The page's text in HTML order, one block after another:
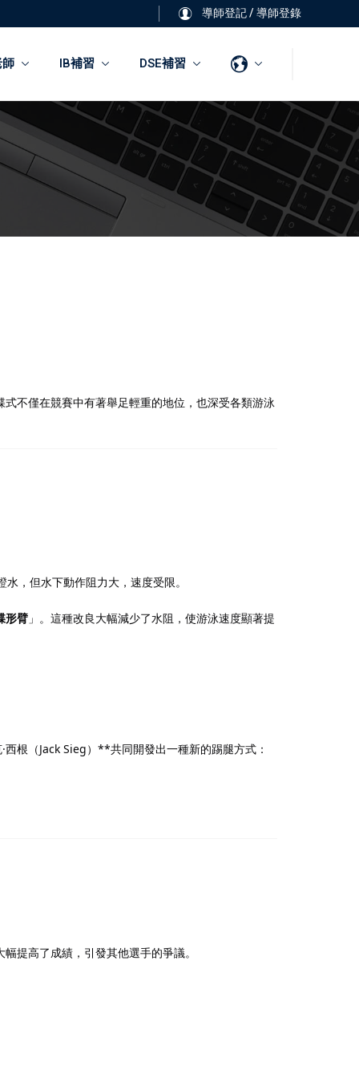
導師登記/導師登錄
IB補習 DSE補習
不僅在競賽中有著舉足輕重的地位，也深受各類游泳
，但水下動作阻力大，速度受限。
形臂 」。這種改良大幅減少了水阻，使游泳速度顯著提
西根（Jack Sieg）**共同開發出一種新的踢腿方式：
提高了成績，引發其他選手的爭議。